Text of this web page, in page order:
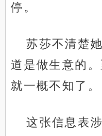
停。
苏莎不清楚
道是做生意的
就一概不知了。
这张信息表